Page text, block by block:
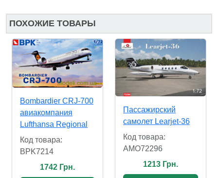
ПОХОЖИЕ ТОВАРЫ
Bombardier CRJ-700
авиакомпания
Lufthansa Regional
Код товара:
BPK7214
1742 Грн.
Пассажирский
самолет Learjet-36
Код товара:
AMO72296
1213 Грн.